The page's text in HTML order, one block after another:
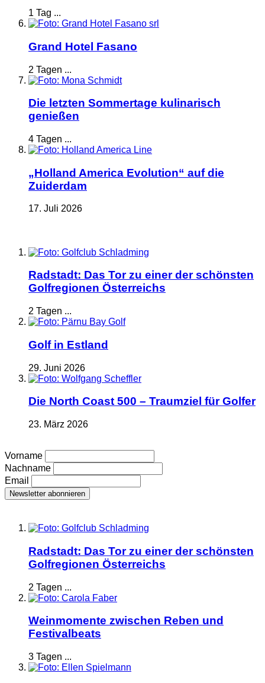
1 Tag ...
Grand Hotel Fasano
2 Tagen ...
Die letzten Sommertage kulinarisch
genießen
4 Tagen ...
„Holland America Evolution“ auf die
Zuiderdam
17. Juli 2026
Radstadt: Das Tor zu einer der schönsten
Golfregionen Österreichs
2 Tagen ...
Golf in Estland
29. Juni 2026
Die North Coast 500 – Traumziel für Golfer
23. März 2026
Vorname
Nachname
Email
Radstadt: Das Tor zu einer der schönsten
Golfregionen Österreichs
2 Tagen ...
Weinmomente zwischen Reben und
Festivalbeats
3 Tagen ...